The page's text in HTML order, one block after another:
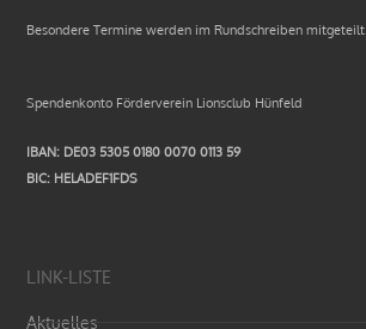
Besondere Termine werden im Rundschreiben mitgeteilt.
Spendenkonto Förderverein Lionsclub Hünfeld
IBAN: DE03 5305 0180 0070 0113 59
BIC: HELADEF1FDS
LINK-LISTE
Aktuelles